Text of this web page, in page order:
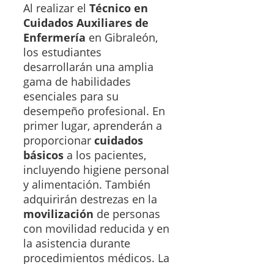
Al realizar el Técnico en
Cuidados Auxiliares de
Enfermería en Gibraleón,
los estudiantes
desarrollarán una amplia
gama de habilidades
esenciales para su
desempeño profesional. En
primer lugar, aprenderán a
proporcionar cuidados
básicos a los pacientes,
incluyendo higiene personal
y alimentación. También
adquirirán destrezas en la
movilización de personas
con movilidad reducida y en
la asistencia durante
procedimientos médicos. La